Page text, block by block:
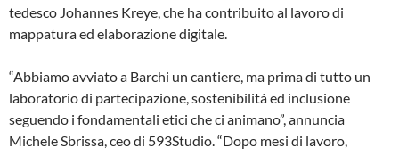
tedesco Johannes Kreye, che ha contribuito al lavoro di
mappatura ed elaborazione digitale.
“Abbiamo avviato a Barchi un cantiere, ma prima di tutto un
laboratorio di partecipazione, sostenibilità ed inclusione
seguendo i fondamentali etici che ci animano”, annuncia
Michele Sbrissa, ceo di 593Studio. “Dopo mesi di lavoro,